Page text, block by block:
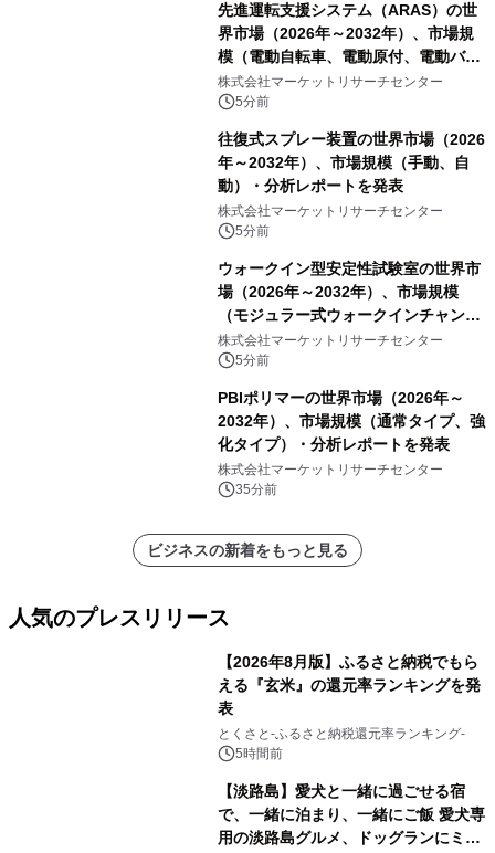
先進運転支援システム（ARAS）の世
界市場（2026年～2032年）、市場規
模（電動自転車、電動原付、電動バイ
ク）・分析レポートを発表
株式会社マーケットリサーチセンター
5分前
往復式スプレー装置の世界市場（2026
年～2032年）、市場規模（手動、自
動）・分析レポートを発表
株式会社マーケットリサーチセンター
5分前
ウォークイン型安定性試験室の世界市
場（2026年～2032年）、市場規模
（モジュラー式ウォークインチャンバ
ー、溶接式ウォークインチャンバ
ー）・分析レポートを発表
株式会社マーケットリサーチセンター
5分前
PBIポリマーの世界市場（2026年～
2032年）、市場規模（通常タイプ、強
化タイプ）・分析レポートを発表
株式会社マーケットリサーチセンター
35分前
ビジネスの新着をもっと見る
人気のプレスリリース
【2026年8月版】ふるさと納税でもら
える『玄米』の還元率ランキングを発
表
とくさと-ふるさと納税還元率ランキング-
5時間前
【淡路島】愛犬と一緒に過ごせる宿
で、一緒に泊まり、一緒にご飯 愛犬専
用の淡路島グルメ、ドッグランにミニ